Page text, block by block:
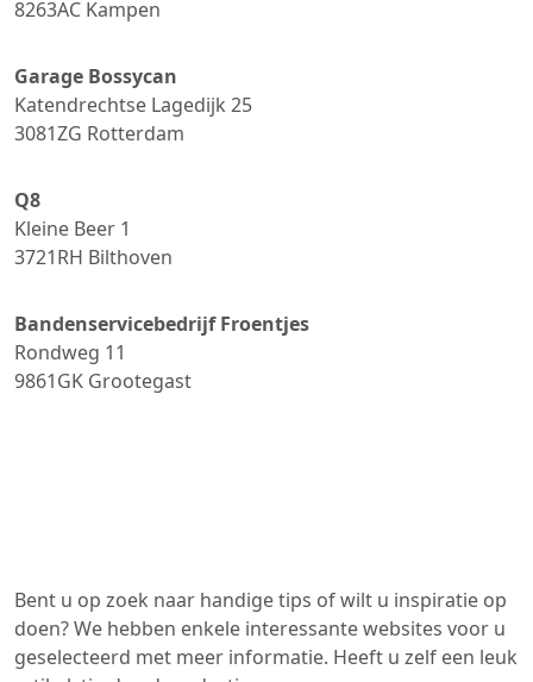
8263AC Kampen
Garage Bossycan
Katendrechtse Lagedijk 25
3081ZG Rotterdam
Q8
Kleine Beer 1
3721RH Bilthoven
Bandenservicebedrijf Froentjes
Rondweg 11
9861GK Grootegast
Bent u op zoek naar handige tips of wilt u inspiratie op
doen? We hebben enkele interessante websites voor u
geselecteerd met meer informatie. Heeft u zelf een leuk